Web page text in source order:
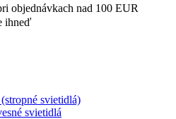
objednávkach nad 100 EUR
ihneď
svietidlá)
svietidlá